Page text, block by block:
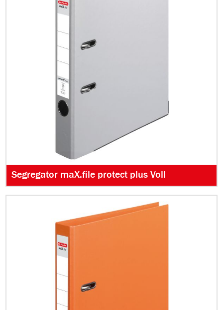
Segregator maX.file protect plus Voll